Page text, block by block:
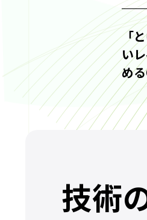
「
い
め
技術